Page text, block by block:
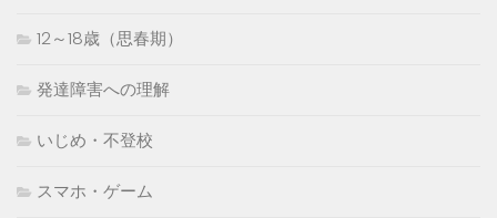
12～18歳（思春期）
発達障害への理解
いじめ・不登校
スマホ・ゲーム